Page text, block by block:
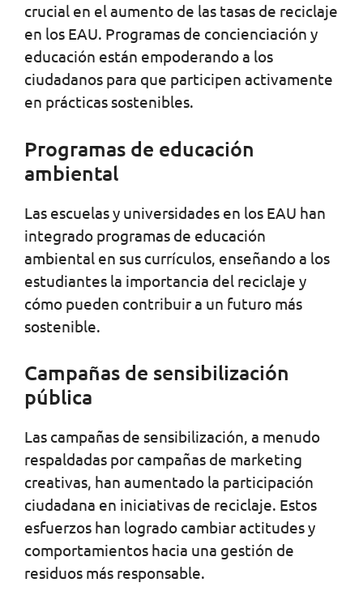
crucial en el aumento de las tasas de reciclaje
en los EAU. Programas de concienciación y
educación están empoderando a los
ciudadanos para que participen activamente
en prácticas sostenibles.
Programas de educación
ambiental
Las escuelas y universidades en los EAU han
integrado programas de educación
ambiental en sus currículos, enseñando a los
estudiantes la importancia del reciclaje y
cómo pueden contribuir a un futuro más
sostenible.
Campañas de sensibilización
pública
Las campañas de sensibilización, a menudo
respaldadas por campañas de marketing
creativas, han aumentado la participación
ciudadana en iniciativas de reciclaje. Estos
esfuerzos han logrado cambiar actitudes y
comportamientos hacia una gestión de
residuos más responsable.